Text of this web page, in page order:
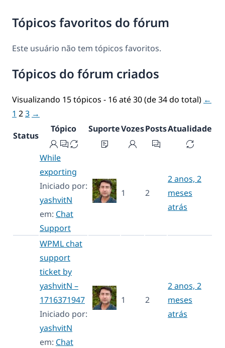
Tópicos favoritos do fórum
Este usuário não tem tópicos favoritos.
Tópicos do fórum criados
Visualizando 15 tópicos - 16 até 30 (de 34 do total) ←
1 23 →
Status
Tópico SuporteVozesPostsAtualidade
While
exporting
Iniciado por:
yashvitN
em: Chat
Support
1 2
2 anos, 2
meses
atrás
WPML chat
support
ticket by
yashvitN –
1716371947
Iniciado por:
yashvitN
em: Chat
1 2
2 anos, 2
meses
atrás